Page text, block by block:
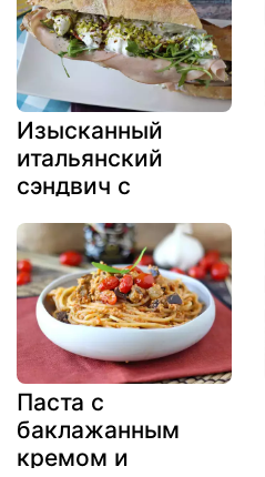
Изысканный
итальянский
сэндвич с
сыром буррата
Паста с
баклажанным
кремом и